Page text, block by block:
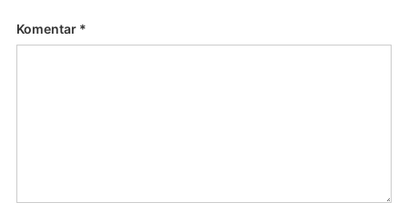
Komentar *